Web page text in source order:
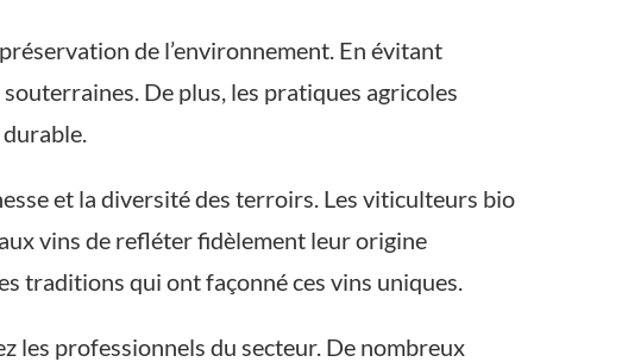
de l’environnement. En évitant
De plus, les pratiques agricoles
et la diversité des terroirs. Les viticulteurs bio
vins de refléter fidèlement leur origine
traditions qui ont façonné ces vins uniques.
les professionnels du secteur. De nombreux